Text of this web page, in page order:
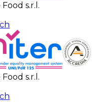
s.r.l.
s.r.l.